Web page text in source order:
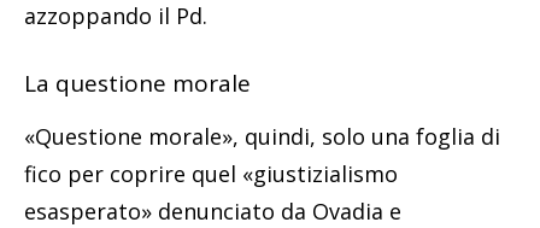
azzoppando il Pd.
La questione morale
«Questione morale», quindi, solo una foglia di
fico per coprire quel «giustizialismo
esasperato» denunciato da Ovadia e